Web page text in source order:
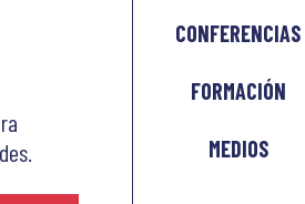
CONFERENCIAS
FORMACIÓN
MEDIOS